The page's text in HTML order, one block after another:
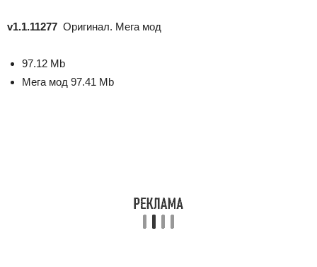
v1.1.11277 Оригинал. Мега мод
97.12 Mb
Мега мод 97.41 Mb